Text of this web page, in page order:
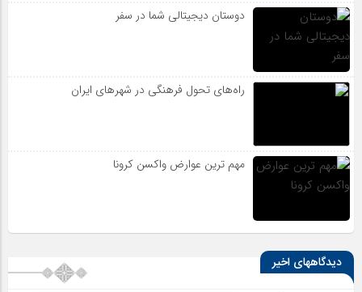
دوستان دیجیتالی شما در سفر
راه‌های تحول فرهنگی در شهرهای ایران
مهم ترین عوارض واکسن کرونا
دیدگاههای اخیر